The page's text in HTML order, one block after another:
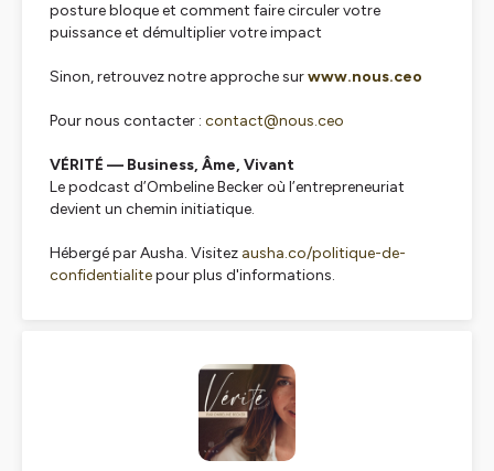
posture bloque et comment faire circuler votre
puissance et démultiplier votre impact
Sinon, retrouvez notre approche surwww.nous.ceo
Pour nous contacter : contact@nous.ceo
VÉRITÉ — Business, Âme, Vivant
Le podcast d’Ombeline Becker où l’entrepreneuriat
devient un chemin initiatique.
Hébergé par Ausha. Visitez ausha.co/politique-de-
confidentialitepour plus d'informations.